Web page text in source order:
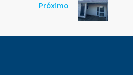
Próximo